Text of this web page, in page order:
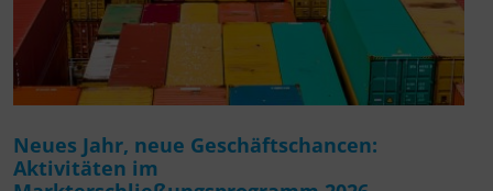
Neues Jahr, neue Geschäftschancen:
Aktivitäten im